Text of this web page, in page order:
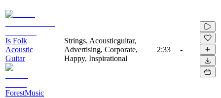
Is Folk
Acoustic
Guitar
ForestMusic
Strings, Acousticguitar,
Advertising, Corporate,
Happy, Inspirational
2:33 -